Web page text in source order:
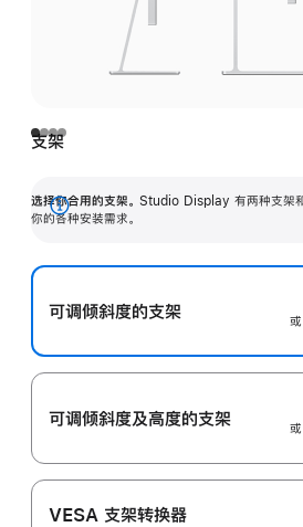
支架
选择你合用的支架。 Studio Display 有两种支架和
你的各种安装需求。
展
可调倾斜度的支架
可调倾斜度及高‍度的支‍架
VESA 支架转换器